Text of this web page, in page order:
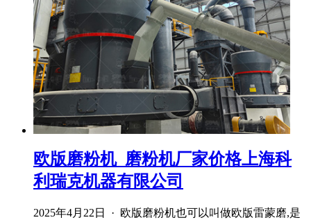
欧版磨粉机_磨粉机厂家价格上海科
利瑞克机器有限公司
2025年4月22日 · 欧版磨粉机也可以叫做欧版雷蒙磨,是